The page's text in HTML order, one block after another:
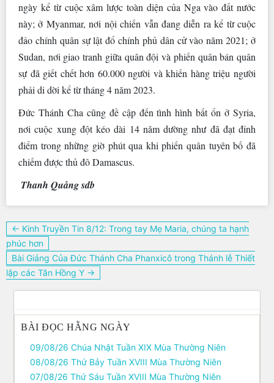
ngày kể từ cuộc xâm lược toàn diện của Nga vào đất nước
này; ở Myanmar, nơi nội chiến vẫn đang diễn ra kể từ cuộc
đảo chính quân sự lật đổ chính phủ dân cử vào năm 2021; ở
Sudan, nơi giao tranh giữa quân đội và phiến quân bán quân
sự đã giết chết hơn 60.000 người và khiến hàng triệu người
phải di dời kể từ tháng 4 năm 2023.
Đức Thánh Cha cũng đề cập đến tình hình bất ổn ở Syria,
nơi cuộc xung đột kéo dài 14 năm dường như đã đạt đỉnh
điểm trong những giờ phút qua khi phiến quân tuyên bố đã
chiếm được thủ đô Damascus.
Thanh Quảng sdb
Điều
hướng
bài
viết
← Kinh Truyền Tin 8/12: Trong tay Mẹ Maria, chúng ta hạnh
phúc hơn
Bài Giảng Của Đức Thánh Cha Phanxicô trong Thánh lễ Thiết
lập các Tân Hồng Y →
BÀI ĐỌC HẰNG NGÀY
09/08/26 Chúa Nhật Tuần XIX Mùa Thường Niên
08/08/26 Thứ Bảy Tuần XVIII Mùa Thường Niên
07/08/26 Thứ Sáu Tuần XVIII Mùa Thường Niên